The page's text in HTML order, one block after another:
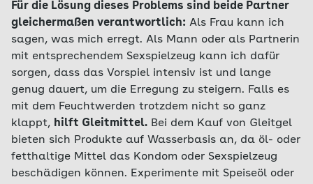
Für die Lösung dieses Problems sind beide Partner
gleichermaßen verantwortlich: Als Frau kann ich
sagen, was mich erregt. Als Mann oder als Partnerin
mit entsprechendem Sexspielzeug kann ich dafür
sorgen, dass das Vorspiel intensiv ist und lange
genug dauert, um die Erregung zu steigern. Falls es
mit dem Feuchtwerden trotzdem nicht so ganz
klappt, hilft Gleitmittel. Bei dem Kauf von Gleitgel
bieten sich Produkte auf Wasserbasis an, da öl- oder
fetthaltige Mittel das Kondom oder Sexspielzeug
beschädigen können. Experimente mit Speiseöl oder